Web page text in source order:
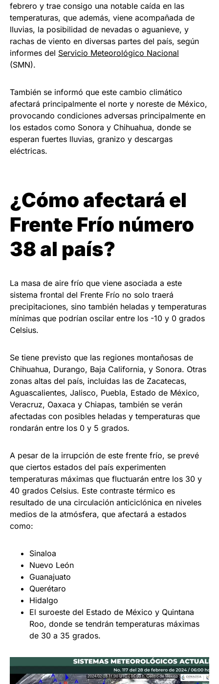
febrero y trae consigo una notable caída en las
temperaturas, que además, viene acompañada de
lluvias, la posibilidad de nevadas o aguanieve, y
rachas de viento en diversas partes del país, según
informes del Servicio Meteorológico Nacional
(SMN).
También se informó que este cambio climático
afectará principalmente el norte y noreste de México,
provocando condiciones adversas principalmente en
los estados como Sonora y Chihuahua, donde se
esperan fuertes lluvias, granizo y descargas
eléctricas.
¿Cómo afectará el
Frente Frío número
38 al país?
La masa de aire frío que viene asociada a este
sistema frontal del Frente Frío no solo traerá
precipitaciones, sino también heladas y temperaturas
mínimas que podrían oscilar entre los -10 y 0 grados
Celsius.
Se tiene previsto que las regiones montañosas de
Chihuahua, Durango, Baja California, y Sonora. Otras
zonas altas del país, incluidas las de Zacatecas,
Aguascalientes, Jalisco, Puebla, Estado de México,
Veracruz, Oaxaca y Chiapas, también se verán
afectadas con posibles heladas y temperaturas que
rondarán entre los 0 y 5 grados.
A pesar de la irrupción de este frente frío, se prevé
que ciertos estados del país experimenten
temperaturas máximas que fluctuarán entre los 30 y
40 grados Celsius. Este contraste térmico es
resultado de una circulación anticiclónica en niveles
medios de la atmósfera, que afectará a estados
como:
Sinaloa
Nuevo León
Guanajuato
Querétaro
Hidalgo
El suroeste del Estado de México y Quintana
Roo, donde se tendrán temperaturas máximas
de 30 a 35 grados.